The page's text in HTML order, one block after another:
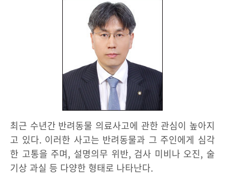
최근 수년간 반려동물 의료사고에 관한 관심이 높아지
고 있다. 이러한 사고는 반려동물과 그 주인에게 심각
한 고통을 주며, 설명의무 위반, 검사 미비나 오진, 술
기상 과실 등 다양한 형태로 나타난다.